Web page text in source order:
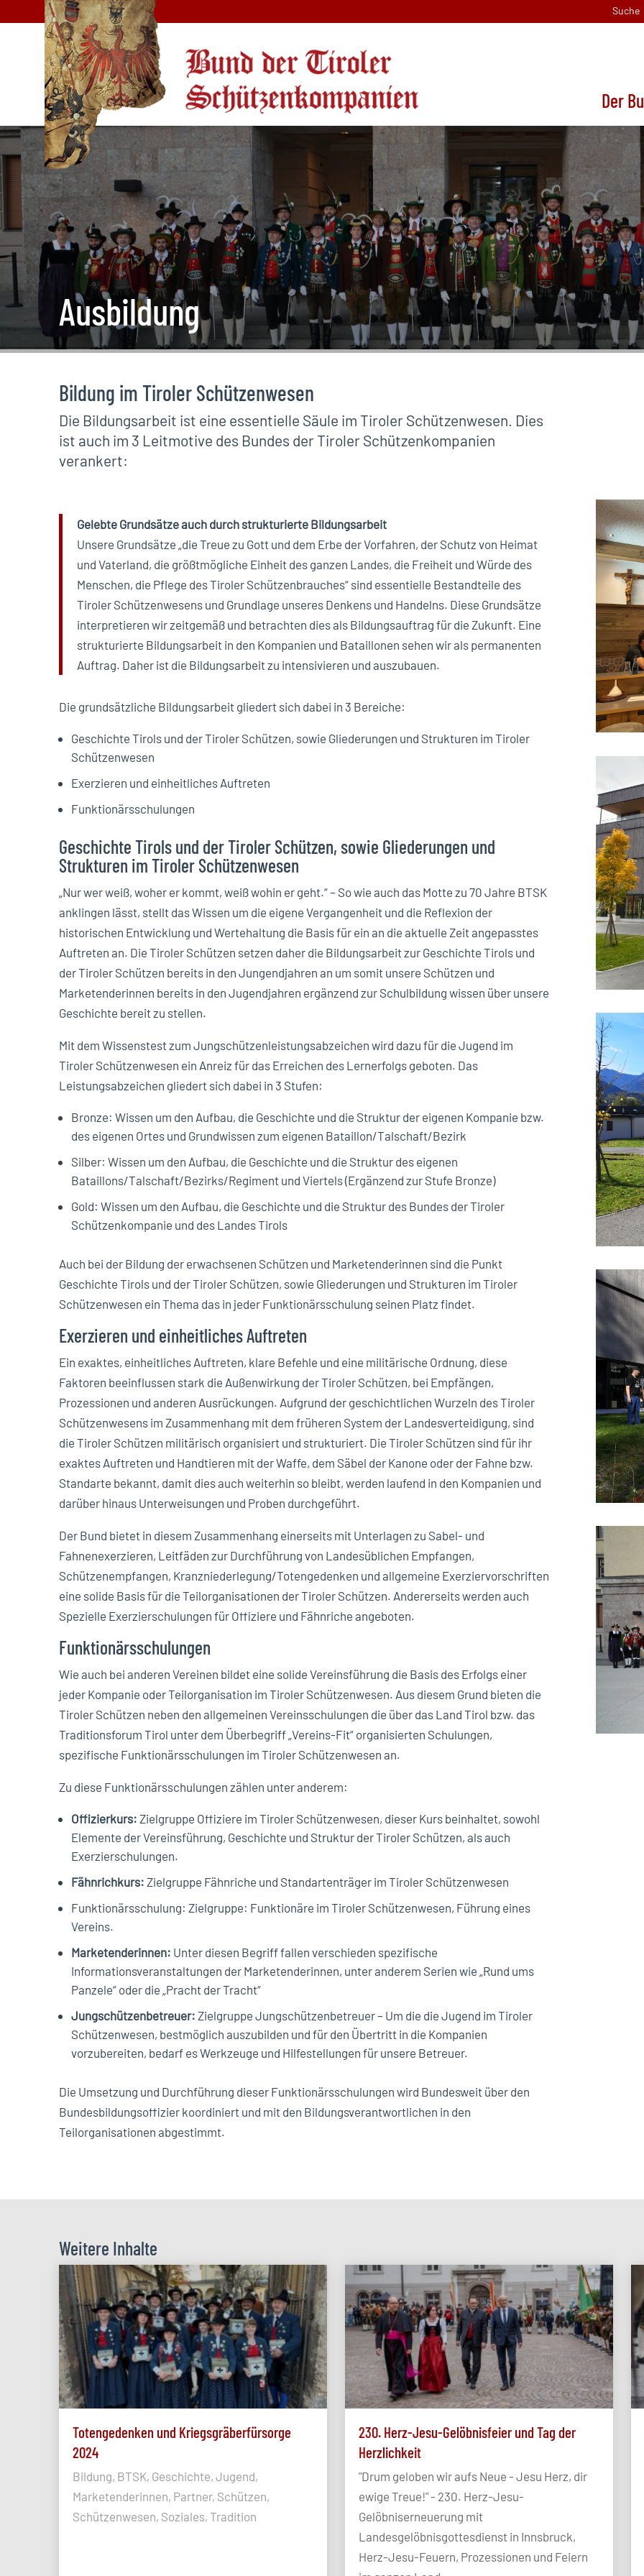
Suche
Der
Ausbildung
Bildung im Tiroler Schützenwesen
Die Bildungsarbeit ist eine essentielle Säule im Tiroler Schützenwesen. Dies
ist auch im 3 Leitmotive des Bundes der Tiroler Schützenkompanien
verankert:
Gelebte Grundsätze auch durch strukturierte Bildungsarbeit
Unsere Grundsätze „die Treue zu Gott und dem Erbe der Vorfahren, der Schutz von Heimat
und Vaterland, die größtmögliche Einheit des ganzen Landes, die Freiheit und Würde des
Menschen, die Pflege des Tiroler Schützenbrauches“ sind essentielle Bestandteile des
Tiroler Schützenwesens und Grundlage unseres Denkens und Handelns. Diese Grundsätze
interpretieren wir zeitgemäß und betrachten dies als Bildungsauftrag für die Zukunft. Eine
strukturierte Bildungsarbeit in den Kompanien und Bataillonen sehen wir als permanenten
Auftrag. Daher ist die Bildungsarbeit zu intensivieren und auszubauen.
Die grundsätzliche Bildungsarbeit gliedert sich dabei in 3 Bereiche:
Geschichte Tirols und der Tiroler Schützen, sowie Gliederungen und Strukturen im Tiroler
Schützenwesen
Exerzieren und einheitliches Auftreten
Funktionärsschulungen
Geschichte Tirols und der Tiroler Schützen, sowie Gliederungen und
Strukturen im Tiroler Schützenwesen
„Nur wer weiß, woher er kommt, weiß wohin er geht.“ – So wie auch das Motte zu 70 Jahre BTSK
anklingen lässt, stellt das Wissen um die eigene Vergangenheit und die Reflexion der
historischen Entwicklung und Wertehaltung die Basis für ein an die aktuelle Zeit angepasstes
Auftreten an. Die Tiroler Schützen setzen daher die Bildungsarbeit zur Geschichte Tirols und
der Tiroler Schützen bereits in den Jungendjahren an um somit unsere Schützen und
Marketenderinnen bereits in den Jugendjahren ergänzend zur Schulbildung wissen über unsere
Geschichte bereit zu stellen.
Mit dem Wissenstest zum Jungschützenleistungsabzeichen wird dazu für die Jugend im
Tiroler Schützenwesen ein Anreiz für das Erreichen des Lernerfolgs geboten. Das
Leistungsabzeichen gliedert sich dabei in 3 Stufen:
Bronze: Wissen um den Aufbau, die Geschichte und die Struktur der eigenen Kompanie bzw.
des eigenen Ortes und Grundwissen zum eigenen Bataillon/Talschaft/Bezirk
Silber: Wissen um den Aufbau, die Geschichte und die Struktur des eigenen
Bataillons/Talschaft/Bezirks/Regiment und Viertels (Ergänzend zur Stufe Bronze)
Gold: Wissen um den Aufbau, die Geschichte und die Struktur des Bundes der Tiroler
Schützenkompanie und des Landes Tirols
Auch bei der Bildung der erwachsenen Schützen und Marketenderinnen sind die Punkt
Geschichte Tirols und der Tiroler Schützen, sowie Gliederungen und Strukturen im Tiroler
Schützenwesen ein Thema das in jeder Funktionärsschulung seinen Platz findet.
Exerzieren und einheitliches Auftreten
Ein exaktes, einheitliches Auftreten, klare Befehle und eine militärische Ordnung, diese
Faktoren beeinflussen stark die Außenwirkung der Tiroler Schützen, bei Empfängen,
Prozessionen und anderen Ausrückungen. Aufgrund der geschichtlichen Wurzeln des Tiroler
Schützenwesens im Zusammenhang mit dem früheren System der Landesverteidigung, sind
die Tiroler Schützen militärisch organisiert und strukturiert. Die Tiroler Schützen sind für ihr
exaktes Auftreten und Handtieren mit der Waffe, dem Säbel der Kanone oder der Fahne bzw.
Standarte bekannt, damit dies auch weiterhin so bleibt, werden laufend in den Kompanien und
darüber hinaus Unterweisungen und Proben durchgeführt.
Der Bund bietet in diesem Zusammenhang einerseits mit Unterlagen zu Sabel- und
Fahnenexerzieren, Leitfäden zur Durchführung von Landesüblichen Empfangen,
Schützenempfangen, Kranzniederlegung/Totengedenken und allgemeine Exerziervorschriften
eine solide Basis für die Teilorganisationen der Tiroler Schützen. Andererseits werden auch
Spezielle Exerzierschulungen für Offiziere und Fähnriche angeboten.
Funktionärsschulungen
Wie auch bei anderen Vereinen bildet eine solide Vereinsführung die Basis des Erfolgs einer
jeder Kompanie oder Teilorganisation im Tiroler Schützenwesen. Aus diesem Grund bieten die
Tiroler Schützen neben den allgemeinen Vereinsschulungen die über das Land Tirol bzw. das
Traditionsforum Tirol unter dem Überbegriff „Vereins-Fit“ organisierten Schulungen,
spezifische Funktionärsschulungen im Tiroler Schützenwesen an.
Zu diese Funktionärsschulungen zählen unter anderem:
Offizierkurs: Zielgruppe Offiziere im Tiroler Schützenwesen, dieser Kurs beinhaltet, sowohl
Elemente der Vereinsführung, Geschichte und Struktur der Tiroler Schützen, als auch
Exerzierschulungen.
Fähnrichkurs: Zielgruppe Fähnriche und Standartenträger im Tiroler Schützenwesen
Funktionärsschulung: Zielgruppe: Funktionäre im Tiroler Schützenwesen, Führung eines
Vereins.
Marketenderinnen: Unter diesen Begriff fallen verschieden spezifische
Informationsveranstaltungen der Marketenderinnen, unter anderem Serien wie „Rund ums
Panzele“ oder die „Pracht der Tracht“
Jungschützenbetreuer: Zielgruppe Jungschützenbetreuer – Um die die Jugend im Tiroler
Schützenwesen, bestmöglich auszubilden und für den Übertritt in die Kompanien
vorzubereiten, bedarf es Werkzeuge und Hilfestellungen für unsere Betreuer.
Die Umsetzung und Durchführung dieser Funktionärsschulungen wird Bundesweit über den
Bundesbildungsoffizier koordiniert und mit den Bildungsverantwortlichen in den
Teilorganisationen abgestimmt.
Weitere Inhalte
Totengedenken und Kriegsgräberfürsorge
2024
Bildung, BTSK, Geschichte, Jugend,
Marketenderinnen, Partner, Schützen,
Schützenwesen, Soziales, Tradition
230. Herz-Jesu-Gelöbnisfeier und Tag der
Herzlichkeit
"Drum geloben wir aufs Neue - Jesu Herz, dir
ewige Treue!" - 230. Herz-Jesu-
Gelöbniserneuerung mit
Landesgelöbnisgottesdienst in Innsbruck,
Herz-Jesu-Feuern, Prozessionen und Feiern